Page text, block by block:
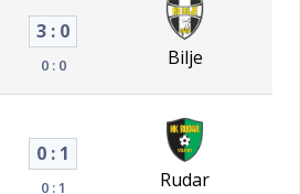
3 : 0
0 : 0 Bilje
0 : 1
0 : 1 Rudar